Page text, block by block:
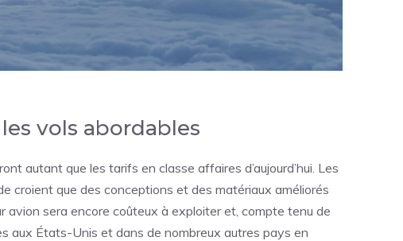
vols abordables
autant que les tarifs en classe affaires d’aujourd’hui. Les
croient que des conceptions et des matériaux améliorés
avion sera encore coûteux à exploiter et, compte tenu de
aux États-Unis et dans de nombreux autres pays en